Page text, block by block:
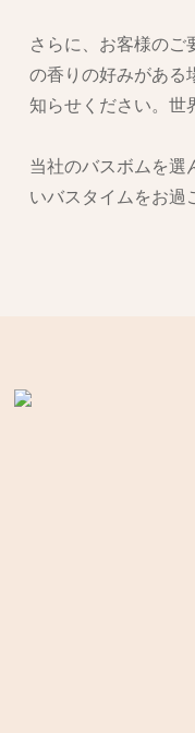
さらに、お客様の
の香りの好みがある
知らせください。世
当社のバスボムを選
いバスタイムをお過